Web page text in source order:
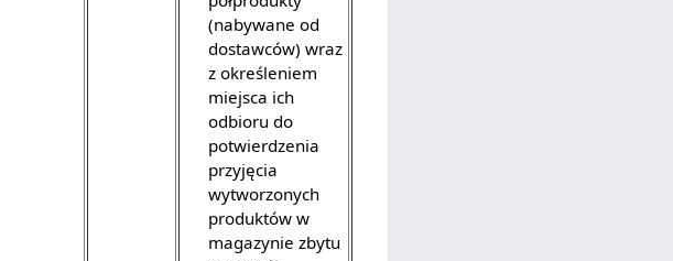
(nabywane od
dostawców) wraz
z określeniem
miejsca ich
odbioru do
potwierdzenia
przyjęcia
wytworzonych
produktów w
magazynie zbytu